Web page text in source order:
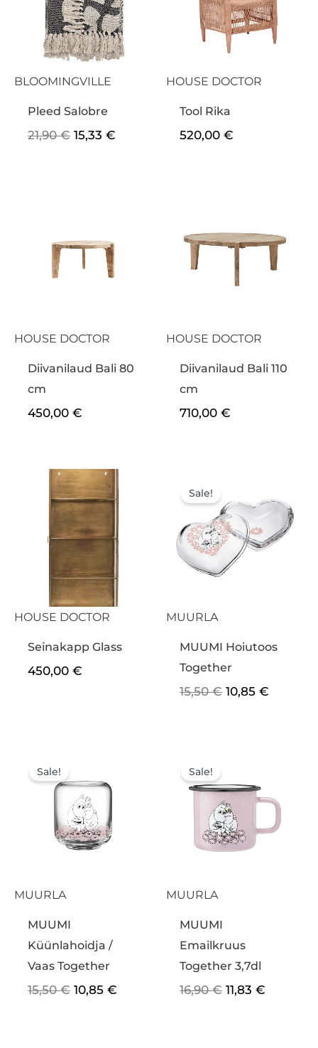
BLOOMINGVILLE
Pleed Salobre
21,90€ 15,33€
HOUSE DOCTOR
Tool Rika
520,00€
HOUSE DOCTOR
Diivanilaud Bali 80
cm
450,00€
HOUSE DOCTOR
Diivanilaud Bali 110
cm
710,00€
HOUSE DOCTOR
Seinakapp Glass
450,00€
MUURLA
Sale!
MUUMI Hoiutoos
Together
15,50€
oli:
15,50 €.
10,85€
on:
10,85 €.
MUURLA
Sale!
MUUMI
Küünlahoidja /
Vaas Together
15,50€
oli:
15,50 €.
10,85€
MUURLA
Sale!
MUUMI
Emailkruus
Together 3,7dl
16,90€
oli:
16,90 €.
11,83€
11,83 €.